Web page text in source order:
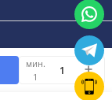
мин.
1
права защищены